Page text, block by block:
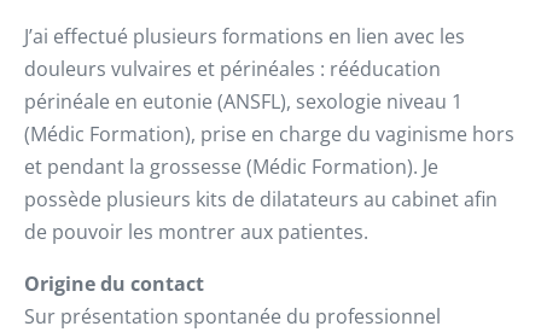
J’ai effectué plusieurs formations en lien avec les
douleurs vulvaires et périnéales : rééducation
périnéale en eutonie (ANSFL), sexologie niveau 1
(Médic Formation), prise en charge du vaginisme hors
et pendant la grossesse (Médic Formation). Je
possède plusieurs kits de dilatateurs au cabinet afin
de pouvoir les montrer aux patientes.
Origine du contact
Sur présentation spontanée du professionnel